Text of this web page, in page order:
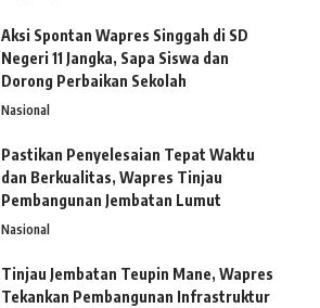
Aksi Spontan Wapres Singgah di SD
Negeri 11 Jangka, Sapa Siswa dan
Dorong Perbaikan Sekolah
Nasional
Pastikan Penyelesaian Tepat Waktu
dan Berkualitas, Wapres Tinjau
Pembangunan Jembatan Lumut
Nasional
Tinjau Jembatan Teupin Mane, Wapres
Tekankan Pembangunan Infrastruktur